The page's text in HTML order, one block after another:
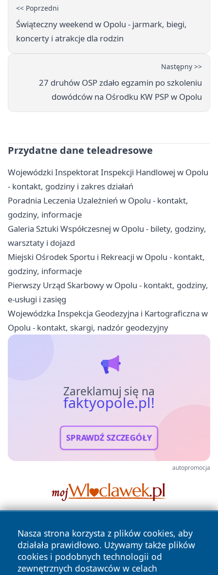
<< Poprzedni
Świąteczny weekend w Opolu - jarmark, biegi,
koncerty i atrakcje dla rodzin
Następny >>
27 druhów OSP zdało egzamin po szkoleniu
dowódców na Ośrodku KW PSP w Opolu
Przydatne dane teleadresowe
Wojewódzki Inspektorat Inspekcji Handlowej w Opolu
- kontakt, godziny i zakres działań
Poradnia Leczenia Uzależnień w Opolu - kontakt,
godziny, informacje
Galeria Sztuki Współczesnej w Opolu - bilety, godziny,
warsztaty i dojazd
Miejski Ośrodek Sportu i Rekreacji w Opolu - kontakt,
godziny, informacje
Pierwszy Urząd Skarbowy w Opolu - kontakt, godziny,
e-usługi i zasięg
Wojewódzka Inspekcja Geodezyjna i Kartograficzna w
Opolu - kontakt, skargi, nadzór geodezyjny
Zareklamuj się na
faktyopole.pl!
SPRAWDŹ SZCZEGÓŁY
autopromocja
Nasza strona korzysta z plików cookies, aby
działała prawidłowo. Używamy także plików
cookies i podobnych technologii od
zewnętrznych dostawców w celach